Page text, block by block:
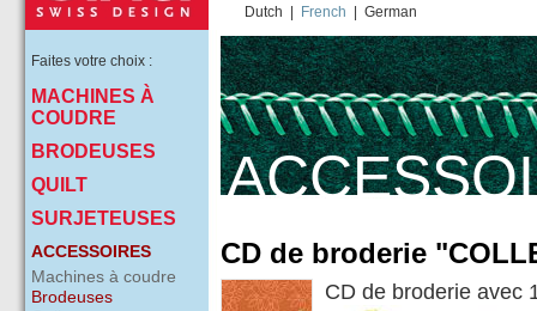
Dutch French German
Faites votre choix :
MACHINES À
COUDRE
BRODEUSES
QUILT
SURJETEUSES
ACCESSOIRES
Machines à coudre
Brodeuses
CD de broderie
CD de broderie avec